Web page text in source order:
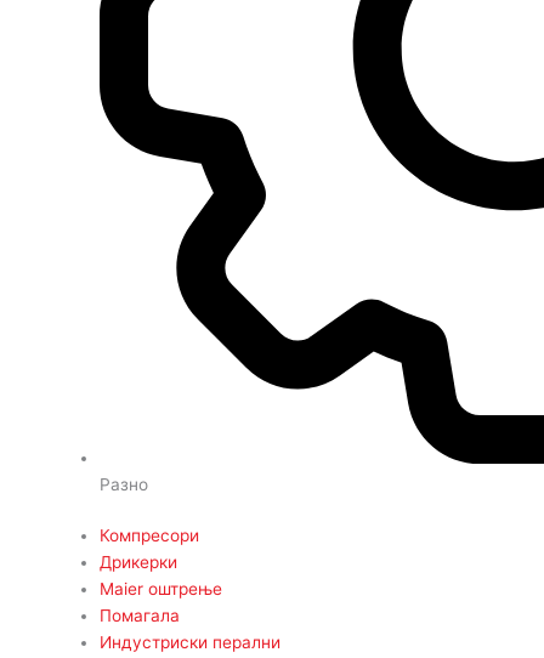
Разно
Компресори
Дрикерки
Maier оштрење
Помагала
Индустриски перални